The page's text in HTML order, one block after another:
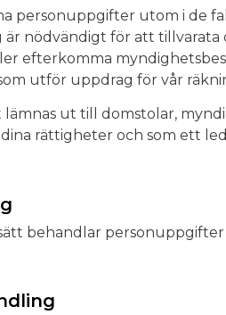
personuppgifter utom i de
nödvändigt för att
efterkomma
utför uppdrag för vår
ut till domstolar,
rättigheter och som ett
behandlar personuppgifter